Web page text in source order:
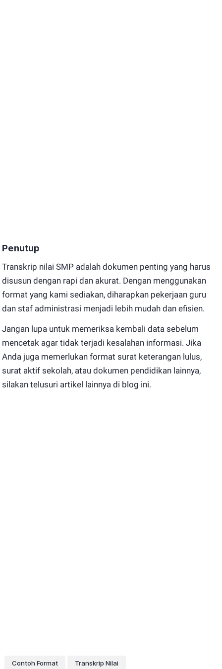
Penutup
Transkrip nilai SMP adalah dokumen penting yang harus
disusun dengan rapi dan akurat. Dengan menggunakan
format yang kami sediakan, diharapkan pekerjaan guru
dan staf administrasi menjadi lebih mudah dan efisien.
Jangan lupa untuk memeriksa kembali data sebelum
mencetak agar tidak terjadi kesalahan informasi. Jika
Anda juga memerlukan format surat keterangan lulus,
surat aktif sekolah, atau dokumen pendidikan lainnya,
silakan telusuri artikel lainnya di blog ini.
Contoh Format Transkrip Nilai